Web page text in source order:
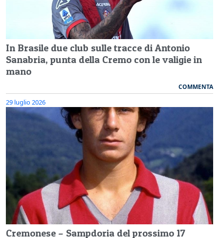
In Brasile due club sulle tracce di Antonio
Sanabria, punta della Cremo con le valigie in
mano
COMMENTA
29 luglio 2026
Cremonese – Sampdoria del prossimo 17